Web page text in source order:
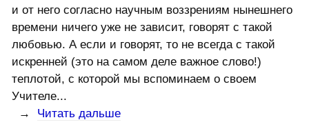
и от него согласно научным воззрениям нынешнего
времени ничего уже не зависит, говорят с такой
любовью. А если и говорят, то не всегда с такой
искренней (это на самом деле важное слово!)
теплотой, с которой мы вспоминаем о своем
Учителе...
→ Читать дальше